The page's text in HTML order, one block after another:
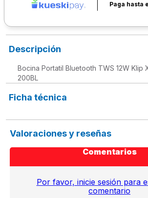
Paga hasta
Descripción
Bocina Portatil Bluetooth TWS 12W Klip
200BL
Ficha técnica
Valoraciones y reseñas
Comentarios
Por favor, inicie sesión para
comentario